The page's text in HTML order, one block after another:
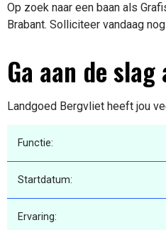
Op zoek naar een baan als
Brabant. Solliciteer vandaag
Ga aan de
Landgoed Bergvliet heeft jou
Functie:
Startdatum:
Ervaring: